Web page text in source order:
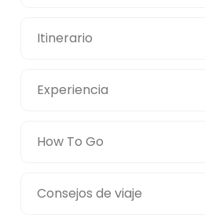
ciudad ofrecen encantadores
campo. El entorno tranquilo de
La ubicación central de
Itinerario
Experiencia
How To Go
Consejos de viaje